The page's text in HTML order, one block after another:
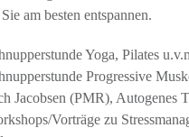
am besten entspannen.
Yoga, Pilates
Progressive
Jacobsen (PMR), Autogenes
Vorträge zu